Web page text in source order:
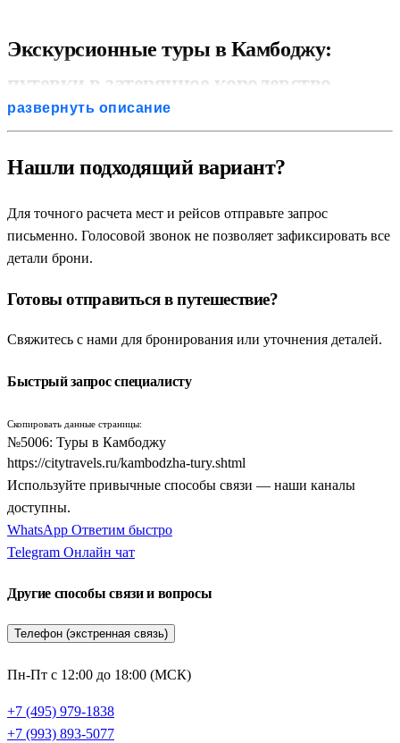
Экскурсионные туры в Камбоджу:
путевки в затерянное королевство
кхмеров
Загадочная, мистическая и бесконечно притягательная
Юго-Восточной Азии. Регулярные экскурсионные туры в
Камбоджу открывают путешественникам доступ к
величайшему археологическому наследию человечества,
Современные пакетные путевки и организованные поездки
с максимальным комфортом совместить изучение древней
островных пляжах. Такой формат идеально подходит для всех
туристических троп и прикоснуться к живой истории
Главное преимущество, которое дают готовые экскурсионные
программы — это безупречно продуманная внутренняя
логистика и безопасность. Переезды между провинциями на
комфортабельных автомобилях с кондиционером, проживание
русскоязычных гидов делают путешествие легким и
познавательным. Программы составлены очень гибко: вы
сможете без суеты изучить грандиозные храмовые комплексы,
принять участие в лодочных прогулках и завершить свой
Величие кхмерской империи: Сием Рип и
развернуть описание
Нашли подходящий вариант?
Для точного расчета мест и рейсов отправьте запрос
письменно. Голосовой звонок не позволяет зафиксировать все
детали брони.
Готовы отправиться в путешествие?
Свяжитесь с нами для бронирования или уточнения деталей.
Быстрый запрос специалисту
Скопировать данные страницы:
№5006: Туры в Камбоджу
https://citytravels.ru/kambodzha-tury.shtml
Используйте привычные способы связи — наши каналы
доступны.
WhatsApp Ответим быстро
Telegram Онлайн чат
Другие способы связи и вопросы
Телефон (экстренная связь)
Пн-Пт с 12:00 до 18:00 (МСК)
+7 (495) 979-1838
+7 (993) 893-5077